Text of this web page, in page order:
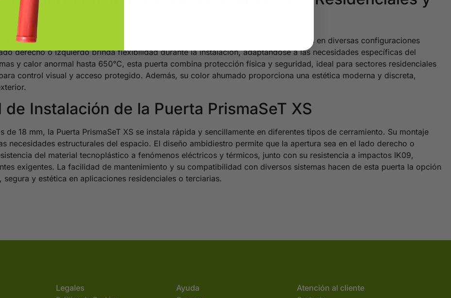
con cerramientos tanto de empotrar como de superficie, facilitando su integración en diversas configuraciones
derecho o izquierdo brinda flexibilidad durante la instalación, adaptándose a las necesidades específicas del
y calor anormal hasta 650°C, esta puerta combina protección física y seguridad, ideal para sectores residenciales
control visual y acceso protegido. Además, su color ahumado proporciona una estética moderna y discreta,
Instalación de la Puerta PrismaSeT XS
18 mm, la Puerta PrismaSeT XS se instala rápida y sencillamente en diferentes tipos de cerramiento. Su montaje
necesidades estructurales del espacio. El diseño ambidiestro permite que la apertura sea en el lado derecho o
del material tecnoplástico a fenómenos eléctricos y térmicos, junto con su resistencia a impactos IK09,
exigentes. La facilidad de mantenimiento y su compatibilidad con diversos sistemas hacen de esta puerta la opción
y estética en aplicaciones residenciales o terciarias.
Legales Ayuda Atención al cliente